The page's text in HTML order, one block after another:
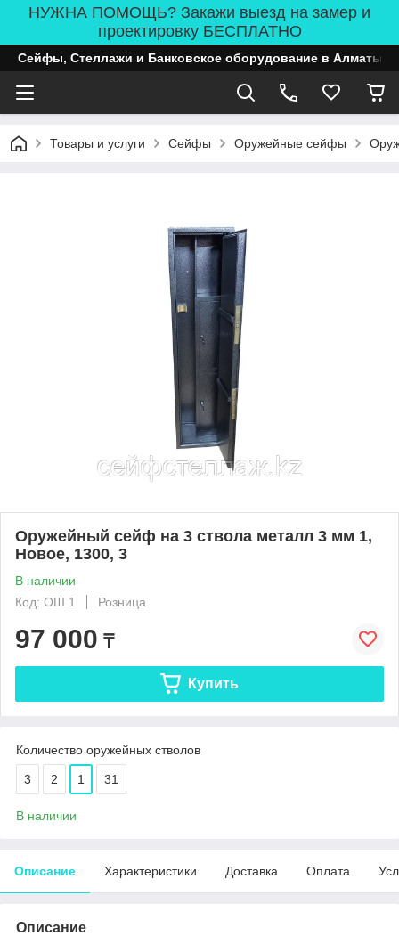
НУЖНА ПОМОЩЬ? Закажи выезд на замер и
проектировку БЕСПЛАТНО
Сейфы, Стеллажи и Банковское оборудование в Алматы
Товары и услуги Сейфы Оружейные сейфы
Оружейный сейф на 3 ствола металл 3 мм 1,
Новое, 1300, 3
В наличии
Код: ОШ 1
Розница
97 000 ₸
Купить
Количество оружейных стволов
3 2 1 31
В наличии
Описание Характеристики Доставка Оплата
Описание